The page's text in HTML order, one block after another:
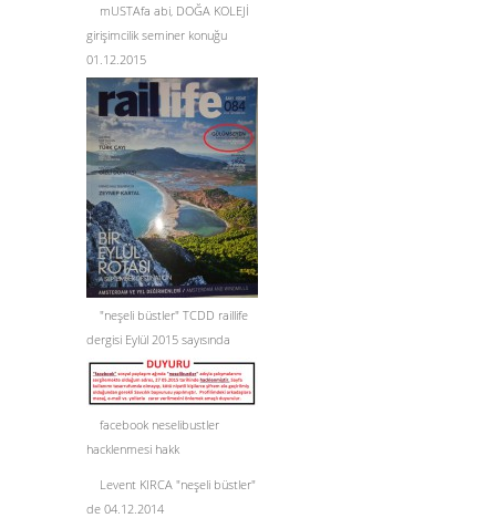
mUSTAfa abi, DOĞA KOLEJİ
girişimcilik seminer konuğu
01.12.2015
"neşeli büstler" TCDD raillife
dergisi Eylül 2015 sayısında
facebook neselibustler
hacklenmesi hakk
Levent KIRCA "neşeli büstler"
de 04.12.2014